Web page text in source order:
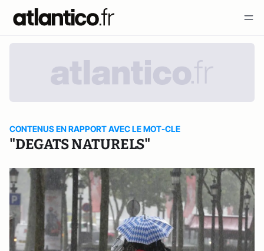
CONTENUS EN RAPPORT AVEC LE MOT-CLE
"DEGATS NATURELS"